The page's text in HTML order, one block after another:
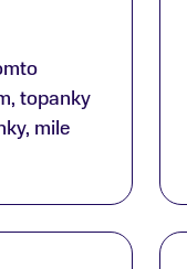
topanky
mile
nas